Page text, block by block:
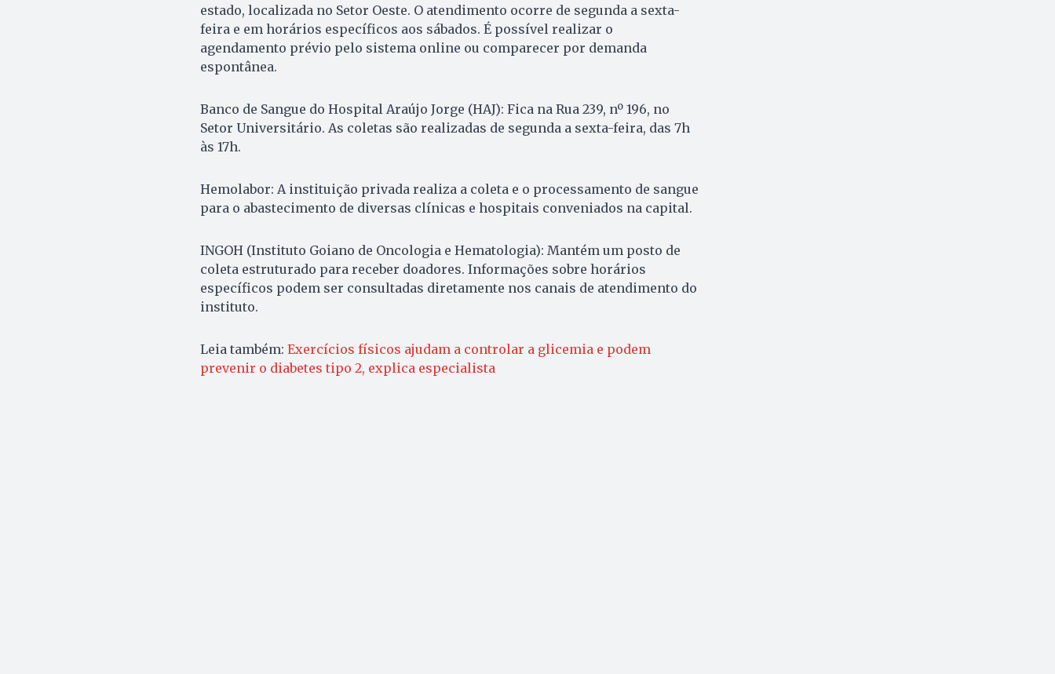
estado, localizada no Setor Oeste. O atendimento ocorre de segunda a sexta-
feira e em horários específicos aos sábados. É possível realizar o
agendamento prévio pelo sistema online ou comparecer por demanda
espontânea.
Banco de Sangue do Hospital Araújo Jorge (HAJ): Fica na Rua 239, nº 196, no
Setor Universitário. As coletas são realizadas de segunda a sexta-feira, das 7h
às 17h.
Hemolabor: A instituição privada realiza a coleta e o processamento de sangue
para o abastecimento de diversas clínicas e hospitais conveniados na capital.
INGOH (Instituto Goiano de Oncologia e Hematologia): Mantém um posto de
coleta estruturado para receber doadores. Informações sobre horários
específicos podem ser consultadas diretamente nos canais de atendimento do
instituto.
Leia também: Exercícios físicos ajudam a controlar a glicemia e podem
prevenir o diabetes tipo 2, explica especialista